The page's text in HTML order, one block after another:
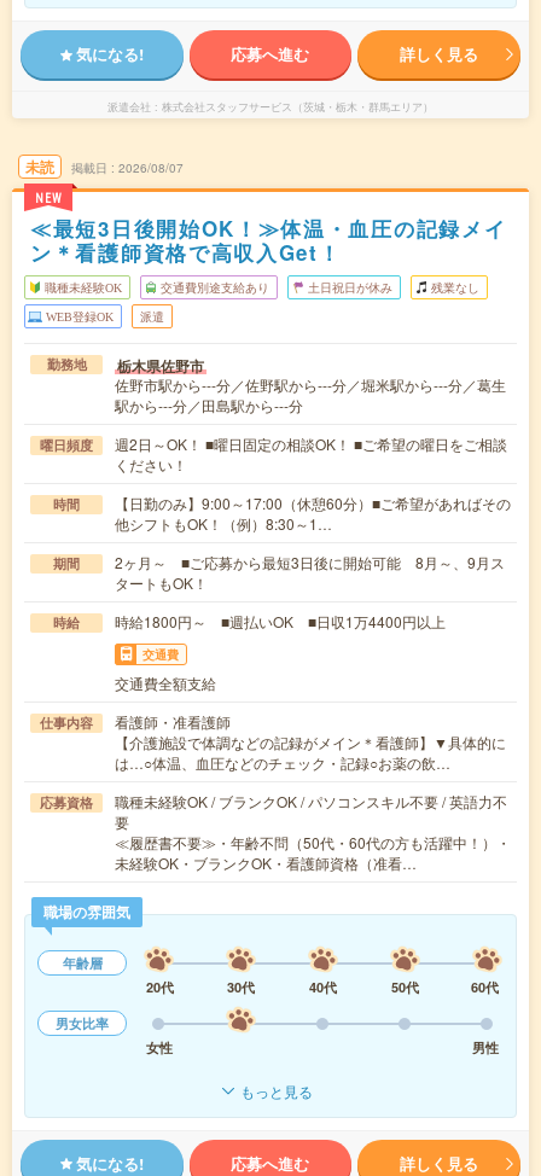
気になる! 応募へ進む 詳しく見る
派遣会社 株式会社スタッフサービス（茨城・栃木・群馬エリア）
未読
NEW
掲載日 2026/08/07
≪最短3日後開始OK！≫体温・血圧の記録メイ
ン＊看護師資格で高収入Get！
職種未経験OK 交通費別途支給あり 土日祝日が休み 残業なし
WEB登録OK 派遣
勤務地 栃木県佐野市
佐野市駅から---分／佐野駅から---分／堀米駅から---分／葛生
駅から---分／田島駅から---分
曜日頻度
週2日～OK！ ■曜日固定の相談OK！ ■ご希望の曜日をご相談
ください！
時間
【日勤のみ】9:00～17:00（休憩60分）■ご希望があればその
他シフトもOK！（例）8:30～1…
期間
2ヶ月～ ■ご応募から最短3日後に開始可能 8月～、9月ス
タートもOK！
時給 時給1800円～ ■週払いOK ■日収1万4400円以上
交通費
交通費全額支給
仕事内容
看護師・准看護師
【介護施設で体調などの記録がメイン＊看護師】▼具体的に
は…○体温、血圧などのチェック・記録○お薬の飲…
応募資格
職種未経験OK / ブランクOK / パソコンスキル不要 / 英語力不
要
≪履歴書不要≫・年齢不問（50代・60代の方も活躍中！）・
未経験OK・ブランクOK・看護師資格（准看…
職場の雰囲気
年齢層
20代
30代 40代 50代
60代
男女比率
女性
男性
もっと見る
気になる! 応募へ進む 詳しく見る